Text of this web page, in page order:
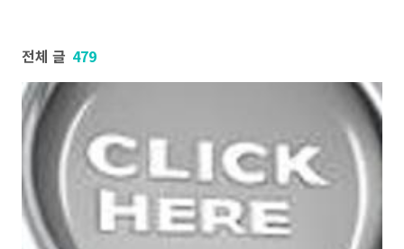
전체 글 479